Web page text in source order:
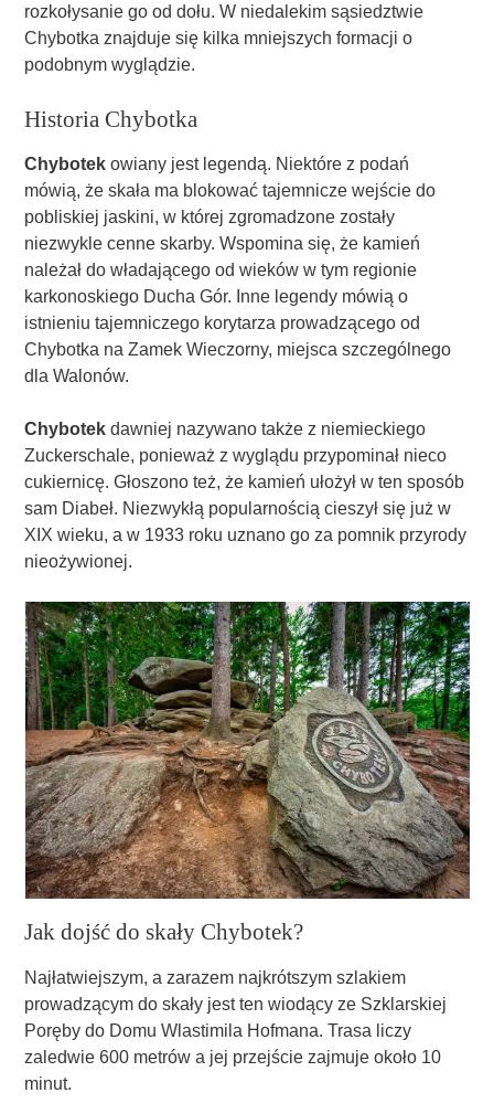
rozkołysanie go od dołu. W niedalekim sąsiedztwie
Chybotka znajduje się kilka mniejszych formacji o
podobnym wyglądzie.
Historia Chybotka
Chybotek owiany jest legendą. Niektóre z podań
mówią, że skała ma blokować tajemnicze wejście do
pobliskiej jaskini, w której zgromadzone zostały
niezwykle cenne skarby. Wspomina się, że kamień
należał do władającego od wieków w tym regionie
karkonoskiego Ducha Gór. Inne legendy mówią o
istnieniu tajemniczego korytarza prowadzącego od
Chybotka na Zamek Wieczorny, miejsca szczególnego
dla Walonów.
Chybotekdawniej nazywano także z niemieckiego
Zuckerschale, ponieważ z wyglądu przypominał nieco
cukiernicę. Głoszono też, że kamień ułożył w ten sposób
sam Diabeł. Niezwykłą popularnością cieszył się już w
XIX wieku, a w 1933 roku uznano go za pomnik przyrody
nieożywionej.
Jak dojść do skały Chybotek?
Najłatwiejszym, a zarazem najkrótszym szlakiem
prowadzącym do skały jest ten wiodący ze Szklarskiej
Poręby do Domu Wlastimila Hofmana. Trasa liczy
zaledwie 600 metrów a jej przejście zajmuje około 10
minut.